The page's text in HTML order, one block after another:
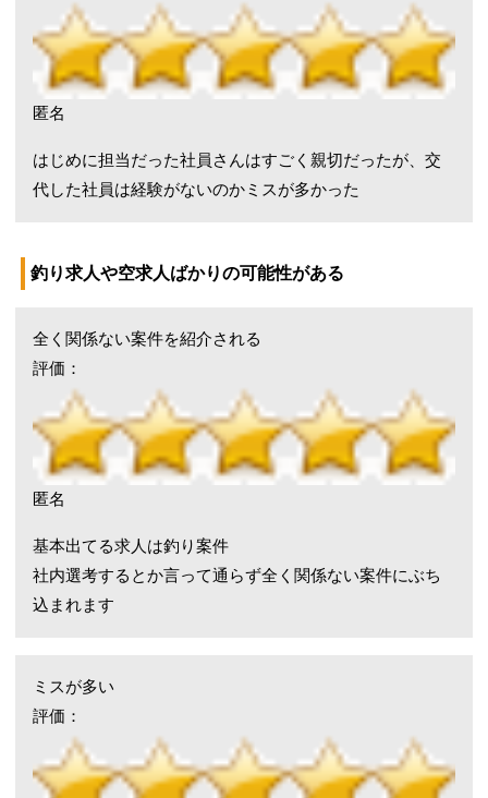
匿名
はじめに担当だった社員さんはすごく親切だったが、交
代した社員は経験がないのかミスが多かった
釣り求人や空求人ばかりの可能性がある
全く関係ない案件を紹介される
評価：
匿名
基本出てる求人は釣り案件
社内選考するとか言って通らず全く関係ない案件にぶち
込まれます
ミスが多い
評価：